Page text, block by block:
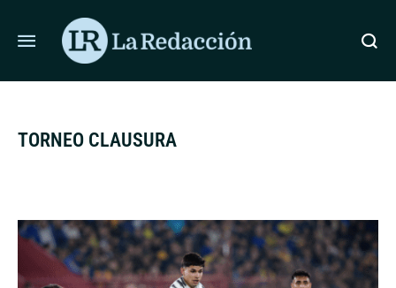
ÚLTIMAS NOTICIASEL SENADO DIO MEDIA SANCIÓN A LA LEY DE
TORNEO CLAUSURA